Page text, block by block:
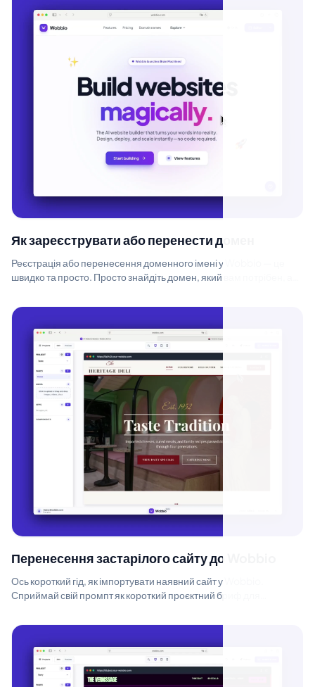
Як зареєструвати або перенести домен
Реєстрація або перенесення доменного імені у Wobbio — це
швидко та просто. Просто знайдіть домен, який вам потрібен, а
Перенесення застарілого сайту до Wobbio
Ось короткий гід, як імпортувати наявний сайт у Wobbio.
Сприймай свій промпт як короткий проєктний бриф для